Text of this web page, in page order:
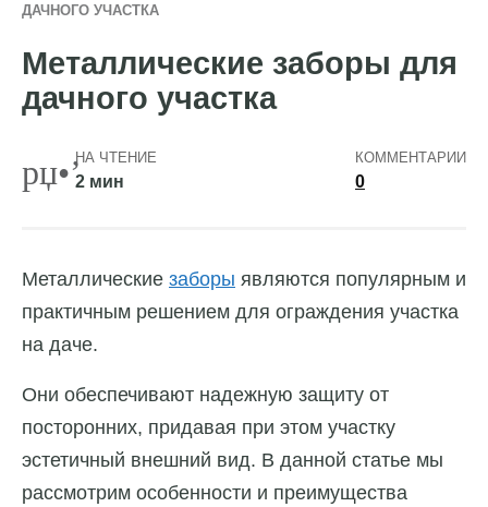
ДАЧНОГО УЧАСТКА
Металлические заборы для
дачного участка
НА ЧТЕНИЕ
2 мин
КОММЕНТАРИИ
0
Металлические заборы являются популярным и
практичным решением для ограждения участка
на даче.
Они обеспечивают надежную защиту от
посторонних, придавая при этом участку
эстетичный внешний вид. В данной статье мы
рассмотрим особенности и преимущества